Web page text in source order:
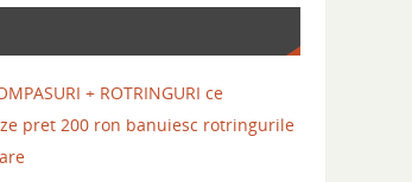
+ ROTRINGURI ce
pret 200 ron banuiesc rotringurile